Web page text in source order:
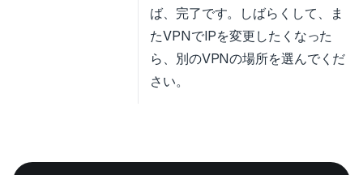
ば、完了です。しばらくして、ま
たVPNでIPを変更したくなった
ら、別のVPNの場所を選んでくだ
さい。